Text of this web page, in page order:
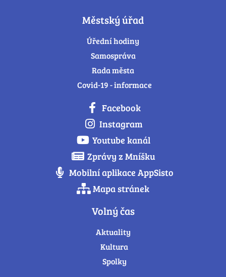
Městský úřad
Úřední hodiny
Samospráva
Rada města
Covid-19 - informace
Facebook
Instagram
Youtube kanál
Zprávy z Mníšku
Mobilní aplikace AppSisto
Mapa stránek
Volný čas
Aktuality
Kultura
Spolky